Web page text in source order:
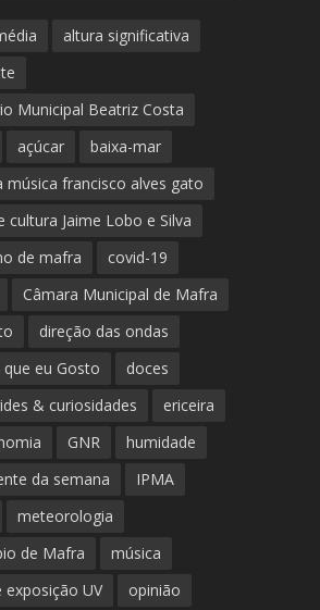
altura significativa
Municipal Beatriz Costa
açúcar
baixa-mar
música francisco alves gato
cultura Jaime Lobo e Silva
de mafra
covid-19
Câmara Municipal de Mafra
direção das ondas
eu Gosto
doces
& curiosidades
ericeira
GNR
humidade
da semana
IPMA
meteorologia
de Mafra
música
exposição UV
opinião